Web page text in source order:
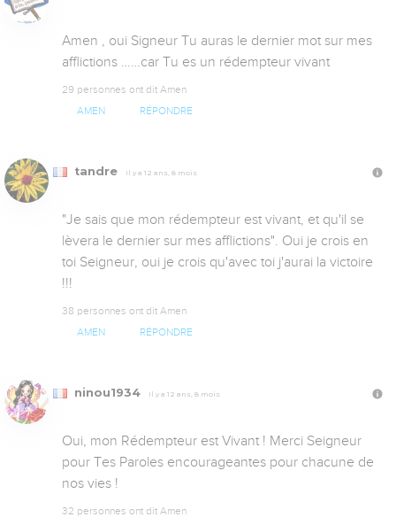
Amen , oui Signeur Tu auras le dernier mot sur mes
afflictions ……car Tu es un rédempteur vivant
29 personnes ont dit Amen
AMEN RÉPONDRE
tandre Il y a 12 ans, 8 mois
"Je sais que mon rédempteur est vivant, et qu'il se
lèvera le dernier sur mes afflictions". Oui je crois en
toi Seigneur, oui je crois qu'avec toi j'aurai la victoire
!!!
38 personnes ont dit Amen
AMEN RÉPONDRE
ninou1934 Il y a 12 ans, 8 mois
Oui, mon Rédempteur est Vivant ! Merci Seigneur
pour Tes Paroles encourageantes pour chacune de
nos vies !
32 personnes ont dit Amen